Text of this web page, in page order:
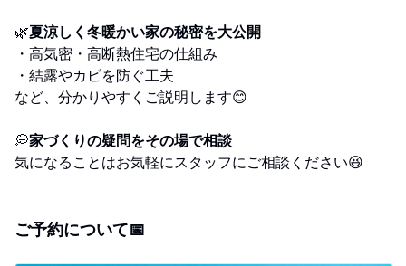
🌿夏涼しく冬暖かい家の秘密を大公開
・高気密・高断熱住宅の仕組み
・結露やカビを防ぐ工夫
など、分かりやすくご説明します😊
💭家づくりの疑問をその場で相談
気になることはお気軽にスタッフにご相談ください😆
ご予約について📅